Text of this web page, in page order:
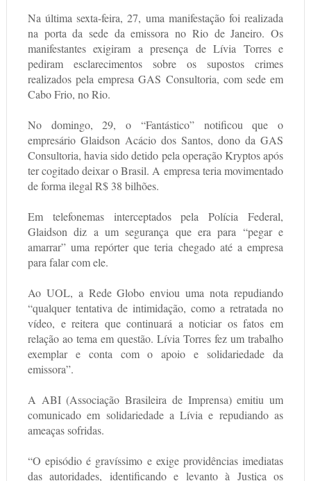
Na última sexta-feira, 27, uma manifestação foi realizada
na porta da sede da emissora no Rio de Janeiro. Os
manifestantes exigiram a presença de Lívia Torres e
pediram esclarecimentos sobre os supostos crimes
realizados pela empresa GAS Consultoria, com sede em
Cabo Frio, no Rio.
No domingo, 29, o “Fantástico” notificou que o
empresário Glaidson Acácio dos Santos, dono da GAS
Consultoria, havia sido detido pela operação Kryptos após
ter cogitado deixar o Brasil. A empresa teria movimentado
de forma ilegal R$ 38 bilhões.
Em telefonemas interceptados pela Polícia Federal,
Glaidson diz a um segurança que era para “pegar e
amarrar” uma repórter que teria chegado até a empresa
para falar com ele.
Ao UOL, a Rede Globo enviou uma nota repudiando
“qualquer tentativa de intimidação, como a retratada no
vídeo, e reitera que continuará a noticiar os fatos em
relação ao tema em questão. Lívia Torres fez um trabalho
exemplar e conta com o apoio e solidariedade da
emissora”.
A ABI (Associação Brasileira de Imprensa) emitiu um
comunicado em solidariedade a Lívia e repudiando as
ameaças sofridas.
“O episódio é gravíssimo e exige providências imediatas
das autoridades, identificando e levanto à Justiça os